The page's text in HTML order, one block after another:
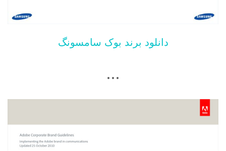
دانلود برند بوک سامسونگ
…